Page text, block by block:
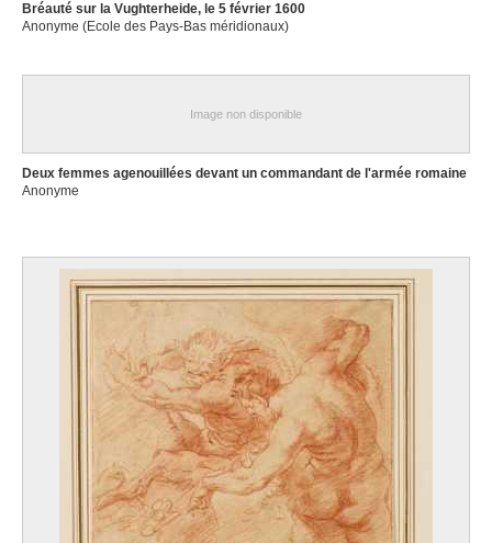
Bréauté sur la Vughterheide, le 5 février 1600
Anonyme (Ecole des Pays-Bas méridionaux)
Image non disponible
Deux femmes agenouillées devant un commandant de l'armée romaine
Anonyme